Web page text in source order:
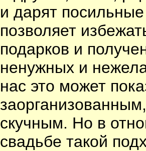
и дарят
позволяет
подарков и
ненужных и
нас это может
скучным. Но в
свадьбе такой